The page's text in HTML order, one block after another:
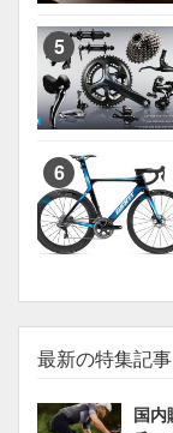
最新の特集記事
国内